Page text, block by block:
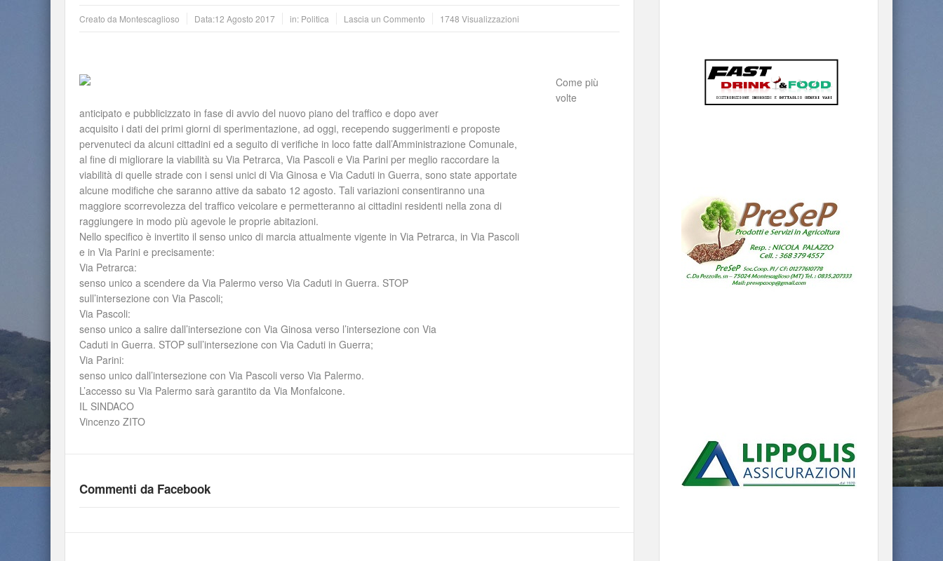
Creato da Montescaglioso Data:12 Agosto 2017 in: Politica Lascia un Commento 1748 Visualizzazioni
Come più
volte
anticipato e pubblicizzato in fase di avvio del nuovo piano del traffico e dopo aver
acquisito i dati dei primi giorni di sperimentazione, ad oggi, recependo suggerimenti e proposte
pervenuteci da alcuni cittadini ed a seguito di verifiche in loco fatte dall’Amministrazione Comunale,
al fine di migliorare la viabilità su Via Petrarca, Via Pascoli e Via Parini per meglio raccordare la
viabilità di quelle strade con i sensi unici di Via Ginosa e Via Caduti in Guerra, sono state apportate
alcune modifiche che saranno attive da sabato 12 agosto. Tali variazioni consentiranno una
maggiore scorrevolezza del traffico veicolare e permetteranno ai cittadini residenti nella zona di
raggiungere in modo più agevole le proprie abitazioni.
Nello specifico è invertito il senso unico di marcia attualmente vigente in Via Petrarca, in Via Pascoli
e in Via Parini e precisamente:
Via Petrarca:
senso unico a scendere da Via Palermo verso Via Caduti in Guerra. STOP
sull’intersezione con Via Pascoli;
Via Pascoli:
senso unico a salire dall’intersezione con Via Ginosa verso l’intersezione con Via
Caduti in Guerra. STOP sull’intersezione con Via Caduti in Guerra;
Via Parini:
senso unico dall’intersezione con Via Pascoli verso Via Palermo.
L’accesso su Via Palermo sarà garantito da Via Monfalcone.
IL SINDACO
Vincenzo ZITO
Commenti da Facebook